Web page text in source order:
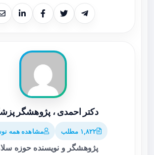
دکتر احمدی ، پژوهشگر
۱,۸۲۲ مطلب مشاهده همه
پژوهشگر و نویسنده حوزه